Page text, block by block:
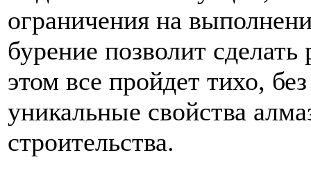
ограничения на
бурение позволит
этом все пройдет тихо,
уникальные свойства
строительства.